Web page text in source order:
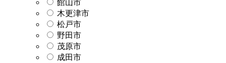
館山市
木更津市
松戸市
野田市
茂原市
成田市